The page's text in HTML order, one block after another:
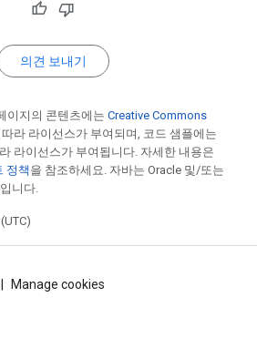
의견 보내기
이지의 콘텐츠에는 Creative Commons
라 라이선스가 부여되며, 코드 샘플에는
라이선스가 부여됩니다. 자세한 내용은
정책 을 참조하세요. 자바는 Oracle 및/또는
니다.
Manage cookies